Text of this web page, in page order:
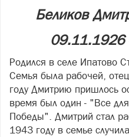
Беликов
09.11.1926
Родился в селе Ипатово
Семья была рабочей,
году Дмитрию пришлось
время был один - "Все
Победы". Дмитрий стал
1943 году в семье